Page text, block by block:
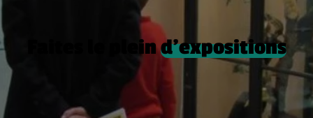
Faites le pleind’expositions